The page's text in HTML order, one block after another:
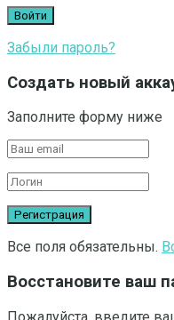
Забыли пароль?
Создать новый
Заполните форму ниже
Все поля обязательны.
Восстановите ваш